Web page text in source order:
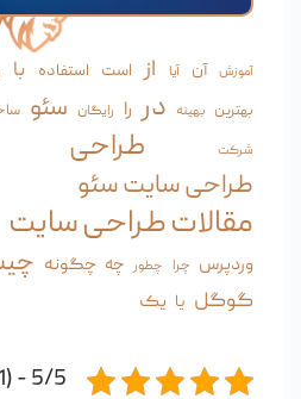
آموزش آن آیا از است استفاده با
بهترین بهینه در را رایگان سئو
شرکت طراحی
طراحی سایت سئو
مقالات طراحی سایت
وردپرس چرا چطور چه چگونه
گوگل یا یک
5/5 - (1 امتیاز)